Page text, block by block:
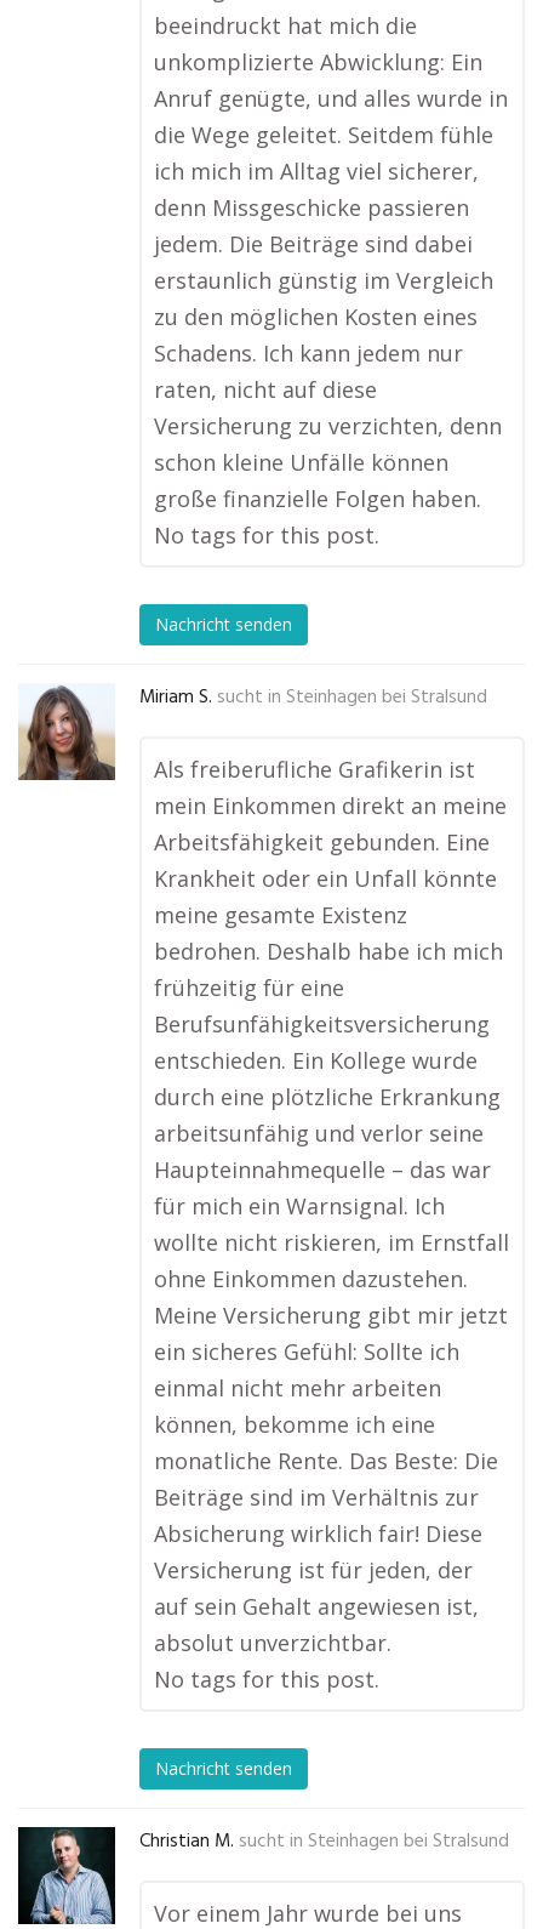
beeindruckt hat mich die
unkomplizierte Abwicklung: Ein
Anruf genügte, und alles wurde in
die Wege geleitet. Seitdem fühle
ich mich im Alltag viel sicherer,
denn Missgeschicke passieren
jedem. Die Beiträge sind dabei
erstaunlich günstig im Vergleich
zu den möglichen Kosten eines
Schadens. Ich kann jedem nur
raten, nicht auf diese
Versicherung zu verzichten, denn
schon kleine Unfälle können
große finanzielle Folgen haben.
No tags for this post.
Nachricht senden
Miriam S. sucht in Steinhagen bei Stralsund
Als freiberufliche Grafikerin ist
mein Einkommen direkt an meine
Arbeitsfähigkeit gebunden. Eine
Krankheit oder ein Unfall könnte
meine gesamte Existenz
bedrohen. Deshalb habe ich mich
frühzeitig für eine
Berufsunfähigkeitsversicherung
entschieden. Ein Kollege wurde
durch eine plötzliche Erkrankung
arbeitsunfähig und verlor seine
Haupteinnahmequelle – das war
für mich ein Warnsignal. Ich
wollte nicht riskieren, im Ernstfall
ohne Einkommen dazustehen.
Meine Versicherung gibt mir jetzt
ein sicheres Gefühl: Sollte ich
einmal nicht mehr arbeiten
können, bekomme ich eine
monatliche Rente. Das Beste: Die
Beiträge sind im Verhältnis zur
Absicherung wirklich fair! Diese
Versicherung ist für jeden, der
auf sein Gehalt angewiesen ist,
absolut unverzichtbar.
No tags for this post.
Nachricht senden
Christian M. sucht in Steinhagen bei Stralsund
Vor einem Jahr wurde bei uns